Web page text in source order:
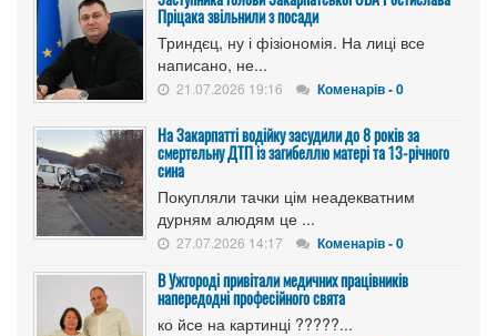
Пріцака звільнили з посади
Триндєц, ну і фізіономія. На лиці все
написано, не...
21.07.2026 19:16 Коменарів - 0
На Закарпатті водійку засудили до 8 років за
смертельну ДТП із загибеллю матері та 13-річного
сина
Покупляли тачки цім неадекватним
дурням алюдям це ...
27.07.2026 14:17 Коменарів - 0
В Ужгороді привітали медичних працівників
напередодні професійного свята
ко йсе на картинці ?????...